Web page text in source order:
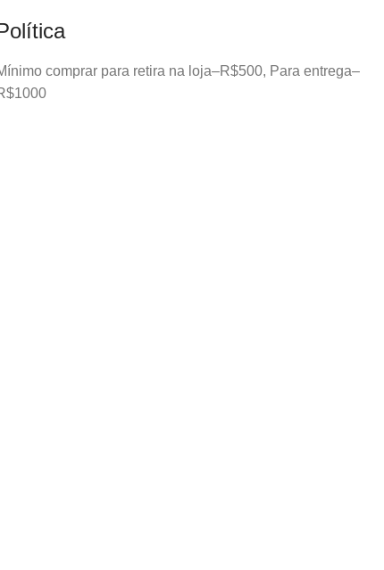
comprar para retira na loja–R$500, Para entrega–